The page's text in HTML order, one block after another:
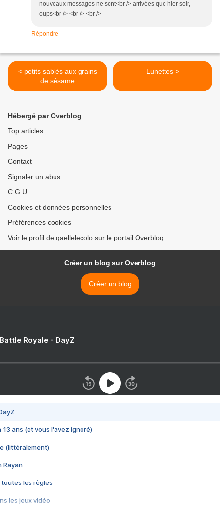
nouveaux messages ne sont<br /> arrivées que hier soir,
oups<br /> <br /> <br />
Répondre
< petits sablés aux grains
de sésame
Lunettes >
Hébergé par Overblog
Top articles
Pages
Contact
Signaler un abus
C.G.U.
Cookies et données personnelles
Préférences cookies
Voir le profil de gaellelecolo sur le portail Overblog
Créer un blog sur Overblog
Créer un blog
Royale - DayZ
13 ans (et vous l'avez ignoré)
(littéralement)
Rayan
toutes les règles
les jeux vidéo